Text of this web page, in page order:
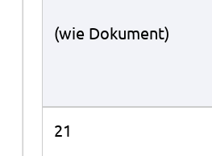
(wie Dokument)
21